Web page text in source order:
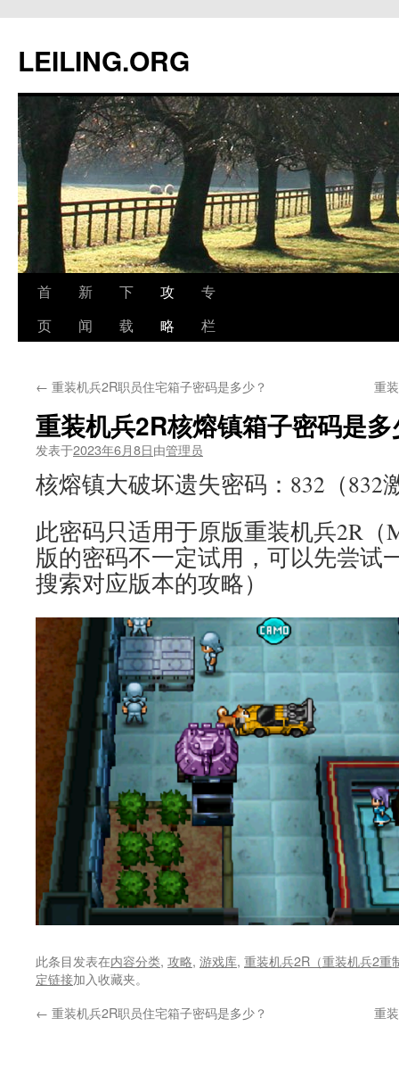
文
LEILING.ORG
首
页
新
闻
下
载
攻
略
专
栏
← 重装机兵2R职员住宅箱子密码是多少？ 重
重装机兵2R核熔镇箱子密码是
发表于2023年6月8日由管理员
核熔镇大破坏遗失密码：832（832
此密码只适用于原版重装机兵2R（
版的密码不一定试用，可以先尝试
搜索对应版本的攻略）
此条目发表在内容分类, 攻略, 游戏库, 重装机兵2R（重装机兵2重
定链接加入收藏夹。
← 重装机兵2R职员住宅箱子密码是多少？ 重